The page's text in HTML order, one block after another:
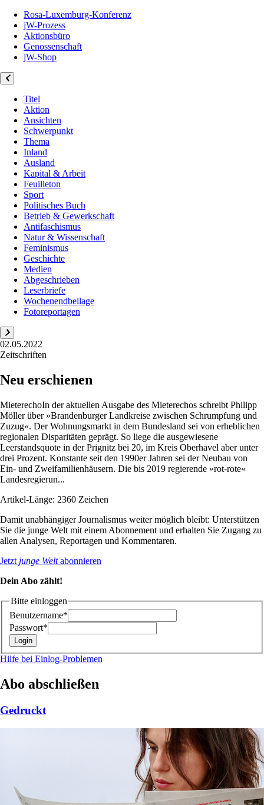
Rosa-Luxemburg-Konferenz
jW-Prozess
Aktionsbüro
Genossenschaft
jW-Shop
Titel
Aktion
Ansichten
Schwerpunkt
Thema
Inland
Ausland
Kapital & Arbeit
Feuilleton
Sport
Politisches Buch
Betrieb & Gewerkschaft
Antifaschismus
Natur & Wissenschaft
Feminismus
Geschichte
Medien
Abgeschrieben
Leserbriefe
Wochenendbeilage
Fotoreportagen
02.05.2022
Zeitschriften
Neu erschienen
MieterechoIn der aktuellen Ausgabe des Mieterechos schreibt ­Philipp
Möller über »Brandenburger Landkreise zwischen Schrumpfung und
Zuzug«. Der Wohnungsmarkt in dem Bundesland sei von erheblichen
regionalen Disparitäten geprägt. So liege die ausgewiesene
Leerstandsquote in der Prignitz bei 20, im Kreis Oberhavel aber unter
drei Prozent. Konstante seit den 1990er Jahren sei der Neubau von
Ein- und Zweifamilienhäusern. Die bis 2019 regierende »rot-rote«
Landesregierun...
Artikel-Länge: 2360 Zeichen
Damit unabhängiger Journalismus weiter möglich bleibt: Unterstützen
Sie die junge Welt mit einem Abonnement und erhalten Sie Zugang zu
allen Analysen, Reportagen und Kommentaren.
Jetzt junge Weltabonnieren
Dein Abo zählt!
Bitte einloggen
Benutzername*
Passwort*
Hilfe bei Einlog-Problemen
Abo abschließen
Gedruckt